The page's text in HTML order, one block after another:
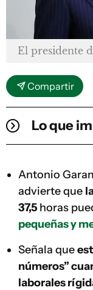
El presidente
Compartir
Lo que
Antonio Garamendi, presidente de la CEOE,
advierte que
37,5 horas
pequeñas y
Señala que
números”
laborales